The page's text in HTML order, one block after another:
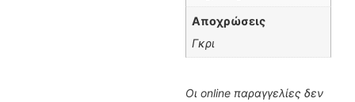
Αποχρώσεις
Γκρι
Οι online παραγγελίες δεν